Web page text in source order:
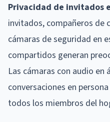
Privacidad de invitados
invitados, compañeros de
cámaras de seguridad en
compartidos generan
Las cámaras con audio en
conversaciones en
todos los miembros del